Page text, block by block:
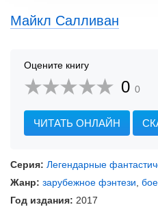
Майкл Салливан
Оцените книгу
0 0
ЧИТАТЬ ОНЛАЙН
Серия: Легендарные
Жанр: зарубежное фэнтези,
Год издания: 2017